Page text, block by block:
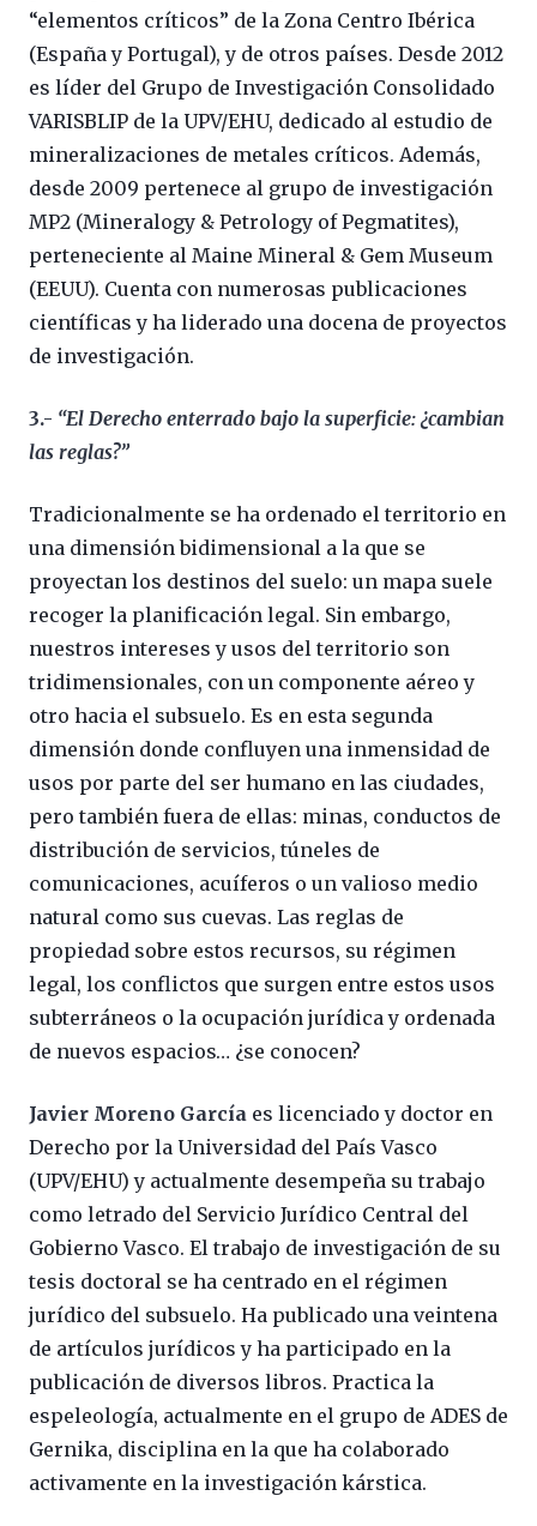
“elementos críticos” de la Zona Centro Ibérica
(España y Portugal), y de otros países. Desde 2012
es líder del Grupo de Investigación Consolidado
VARISBLIP de la UPV/EHU, dedicado al estudio de
mineralizaciones de metales críticos. Además,
desde 2009 pertenece al grupo de investigación
MP2 (Mineralogy & Petrology of Pegmatites),
perteneciente al Maine Mineral & Gem Museum
(EEUU). Cuenta con numerosas publicaciones
científicas y ha liderado una docena de proyectos
de investigación.
3.- “El Derecho enterrado bajo la superficie: ¿cambian
las reglas?”
Tradicionalmente se ha ordenado el territorio en
una dimensión bidimensional a la que se
proyectan los destinos del suelo: un mapa suele
recoger la planificación legal. Sin embargo,
nuestros intereses y usos del territorio son
tridimensionales, con un componente aéreo y
otro hacia el subsuelo. Es en esta segunda
dimensión donde confluyen una inmensidad de
usos por parte del ser humano en las ciudades,
pero también fuera de ellas: minas, conductos de
distribución de servicios, túneles de
comunicaciones, acuíferos o un valioso medio
natural como sus cuevas. Las reglas de
propiedad sobre estos recursos, su régimen
legal, los conflictos que surgen entre estos usos
subterráneos o la ocupación jurídica y ordenada
de nuevos espacios… ¿se conocen?
Javier Moreno García es licenciado y doctor en
Derecho por la Universidad del País Vasco
(UPV/EHU) y actualmente desempeña su trabajo
como letrado del Servicio Jurídico Central del
Gobierno Vasco. El trabajo de investigación de su
tesis doctoral se ha centrado en el régimen
jurídico del subsuelo. Ha publicado una veintena
de artículos jurídicos y ha participado en la
publicación de diversos libros. Practica la
espeleología, actualmente en el grupo de ADES de
Gernika, disciplina en la que ha colaborado
activamente en la investigación kárstica.